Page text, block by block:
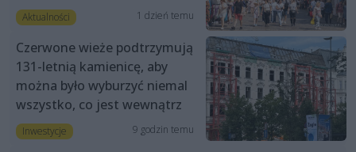
Aktualności 1 dzień temu
Czerwone wieże podtrzymują
131-letnią kamienicę, aby
można było wyburzyć niemal
wszystko, co jest wewnątrz
Inwestycje 9 godzin temu